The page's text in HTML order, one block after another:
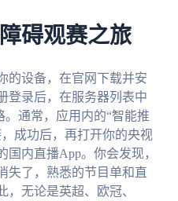
碍观赛之旅
的设备，在官网下载并安
登录后，在服务器列表中
。通常，应用内的“智能推
成功后，再打开你的央视
内直播App。你会发现，
失了，熟悉的节目单和直
无论是英超、欧冠、